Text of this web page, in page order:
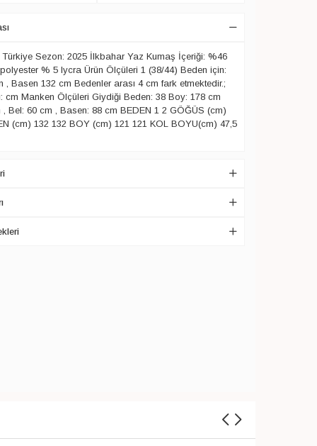
Türkiye Sezon: 2025 İlkbahar Yaz Kumaş İçeriği: %46
% 5 lycra Ürün Ölçüleri 1 (38/44) Beden için:
, Basen 132 cm Bedenler arası 4 cm fark etmektedir.;
cm Manken Ölçüleri Giydiği Beden: 38 Boy: 178 cm
, Bel: 60 cm , Basen: 88 cm BEDEN 1 2 GÖĞÜS (cm)
(cm) 132 132 BOY (cm) 121 121 KOL BOYU(cm) 47,5